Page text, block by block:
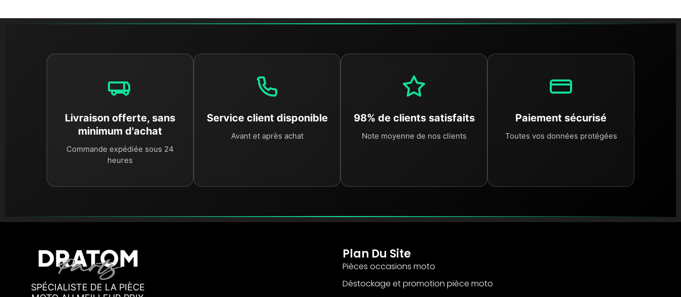
Livraison offerte, sans
minimum d'achat
Commande expédiée sous 24
heures
Service client disponible
Avant et après achat
98% de clients satisfaits
Note moyenne de nos clients
Paiement sécurisé
Toutes vos données protégées
SPÉCIALISTE DE LA PIÈCE
Plan Du Site
Pièces occasions moto
Déstockage et promotion pièce moto